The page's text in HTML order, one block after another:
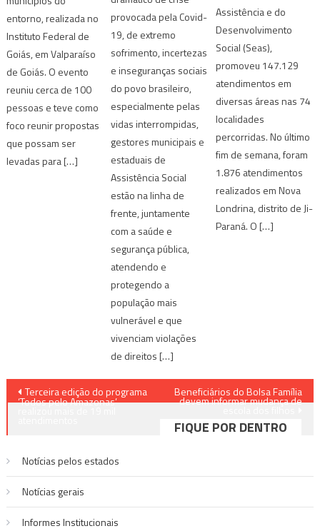
entorno, realizada no
Instituto Federal de
Goiás, em Valparaíso
de Goiás. O evento
reuniu cerca de 100
pessoas e teve como
foco reunir propostas
que possam ser
levadas para […]
provocada pela Covid-
19, de extremo
sofrimento, incertezas
e inseguranças sociais
do povo brasileiro,
especialmente pelas
vidas interrompidas,
gestores municipais e
estaduais de
Assistência Social
estão na linha de
frente, juntamente
com a saúde e
segurança pública,
atendendo e
protegendo a
população mais
vulnerável e que
vivenciam violações
de direitos […]
Assistência e do
Desenvolvimento
Social (Seas),
promoveu 147.129
atendimentos em
diversas áreas nas 74
localidades
percorridas. No último
fim de semana, foram
1.876 atendimentos
realizados em Nova
Londrina, distrito de Ji-
Paraná. O […]
Navegação
Terceira edição do programa
‘Todos pelo Amazonas’
Beneficiários do Bolsa Família
devem informar mudança de
FIQUE POR DENTRO
Notícias pelos estados
Notí­cias gerais
Informes Institucionais